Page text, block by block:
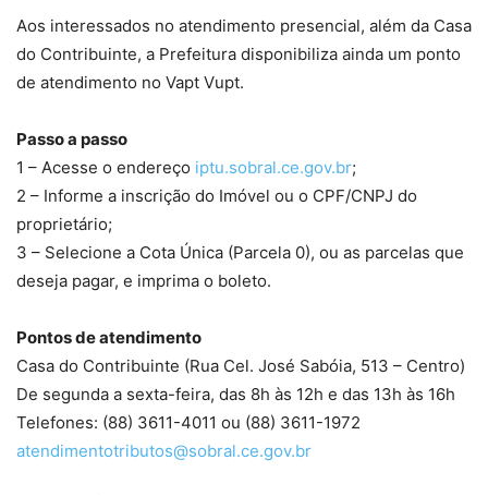
Aos interessados no atendimento presencial, além da Casa
do Contribuinte, a Prefeitura disponibiliza ainda um ponto
de atendimento no Vapt Vupt.
Passo a passo
1 – Acesse o endereço iptu.sobral.ce.gov.br;
2 – Informe a inscrição do Imóvel ou o CPF/CNPJ do
proprietário;
3 – Selecione a Cota Única (Parcela 0), ou as parcelas que
deseja pagar, e imprima o boleto.
Pontos de atendimento
Casa do Contribuinte (Rua Cel. José Sabóia, 513 – Centro)
De segunda a sexta-feira, das 8h às 12h e das 13h às 16h
Telefones: (88) 3611-4011 ou (88) 3611-1972
atendimentotributos@sobral.ce.gov.br